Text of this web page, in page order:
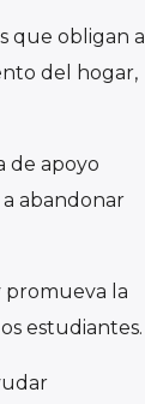
que obligan a
del hogar,
de apoyo
abandonar
promueva la
estudiantes.